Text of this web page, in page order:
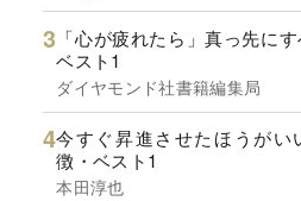
「心が疲れたら」真っ先に
ベスト1
ダイヤモンド社書籍編集局
今すぐ昇進させたほうがい
徴・ベスト1
本田淳也